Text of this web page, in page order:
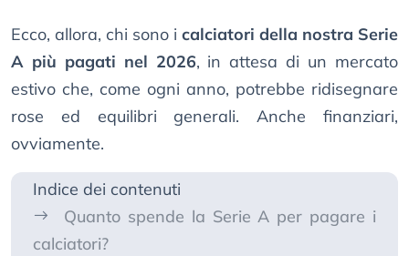
Ecco, allora, chi sono i calciatori della nostra Serie
A più pagati nel 2026, in attesa di un mercato
estivo che, come ogni anno, potrebbe ridisegnare
rose ed equilibri generali. Anche finanziari,
ovviamente.
Indice dei contenuti
Quanto spende la Serie A per pagare i
calciatori?